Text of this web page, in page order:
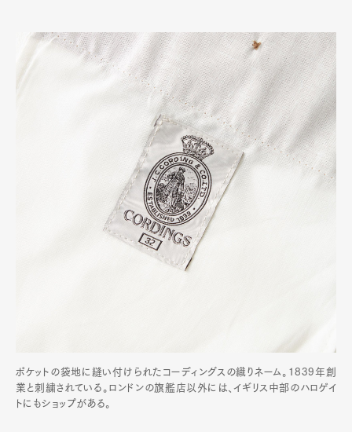
Art&Design Watch Fashion
GourmetCars
Product CultureLifestyle
Pen Membership
Magazine
Official Columnist
About
Contact
ポケットの袋地に縫い付けられたコーディングスの織りネーム。1839年創
業と刺繍されている。ロンドンの旗艦店以外には、イギリス中部のハロゲイ
トにもショップがある。